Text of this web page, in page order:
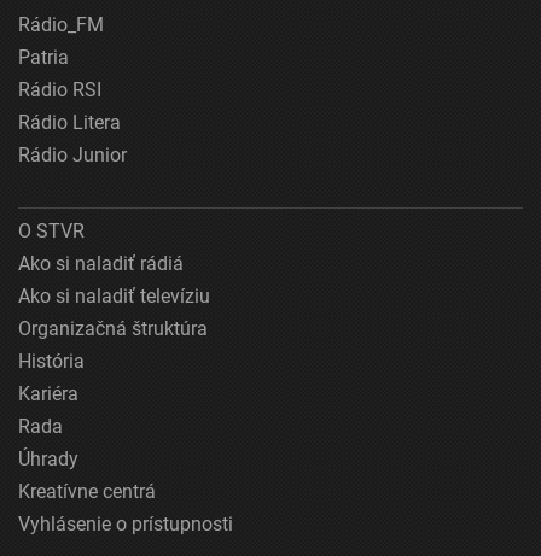
Rádio_FM
Patria
Rádio RSI
Rádio Litera
Rádio Junior
O STVR
Ako si naladiť rádiá
Ako si naladiť televíziu
Organizačná štruktúra
História
Kariéra
Rada
Úhrady
Kreatívne centrá
Vyhlásenie o prístupnosti